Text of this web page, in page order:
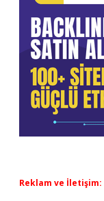
Reklam ve İletişim: